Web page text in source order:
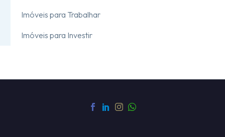
Imóveis para Trabalhar
Imóveis para Investir